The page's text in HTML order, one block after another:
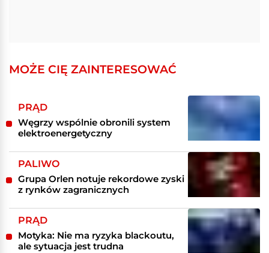
MOŻE CIĘ ZAINTERESOWAĆ
PRĄD
Węgrzy wspólnie obronili system
elektroenergetyczny
PALIWO
Grupa Orlen notuje rekordowe zyski
z rynków zagranicznych
PRĄD
Motyka: Nie ma ryzyka blackoutu,
ale sytuacja jest trudna